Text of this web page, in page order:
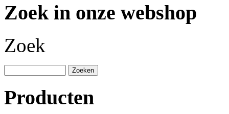
Zoek in onze webshop
Zoek
Producten